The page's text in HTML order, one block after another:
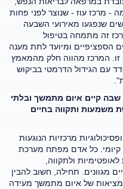
- מרכז עוז - שנוצר לפני פחות
שנפגעו מאירועי השבעה
זה מתמחה בטיפול
הספציפיים ומיועד לתת מענה
זו. המרכז מהווה חלק מהמאמץ
עם הגידול הדרמטי בביקוש
שבה קיים איום מתמשך ובלתי
משמעות ותקווה בחיים
מרכזיות הנוגעות
קיומי. כל אדם מפתח מערכת
ולתקווה,
מגוונים. תחילה, חשוב להבין
של איום מתמשך מעידה